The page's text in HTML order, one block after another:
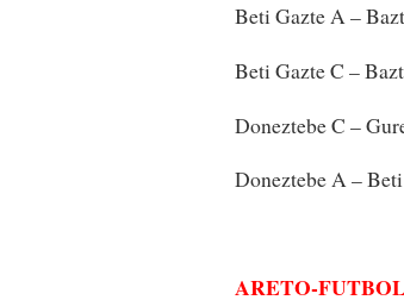
Beti Gazte A –
Beti Gazte C –
Doneztebe C –
Doneztebe A –
ARETO-